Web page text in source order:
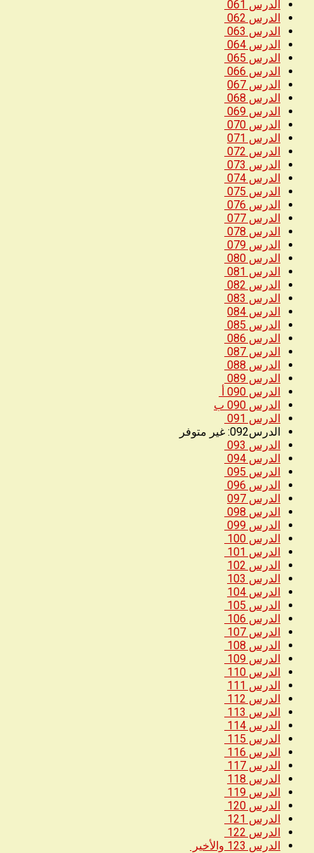
الدرس 061
الدرس 062
الدرس 063
الدرس 064
الدرس 065
الدرس 066
الدرس 067
الدرس 068
الدرس 069
الدرس 070
الدرس 071
الدرس 072
الدرس 073
الدرس 074
الدرس 075
الدرس 076
الدرس 077
الدرس 078
الدرس 079
الدرس 080
الدرس 081
الدرس 082
الدرس 083
الدرس 084
الدرس 085
الدرس 086
الدرس 087
الدرس 088
الدرس 089
الدرس 090 أ
الدرس 090 ب
الدرس 091
الدرس092: غير متوفر
الدرس 093
الدرس 094
الدرس 095
الدرس 096
الدرس 097
الدرس 098
الدرس 099
الدرس 100
الدرس 101
الدرس 102
الدرس 103
الدرس 104
الدرس 105
الدرس 106
الدرس 107
الدرس 108
الدرس 109
الدرس 110
الدرس 111
الدرس 112
الدرس 113
الدرس 114
الدرس 115
الدرس 116
الدرس 117
الدرس 118
الدرس 119
الدرس 120
الدرس 121
الدرس 122
الدرس 123 والأخير